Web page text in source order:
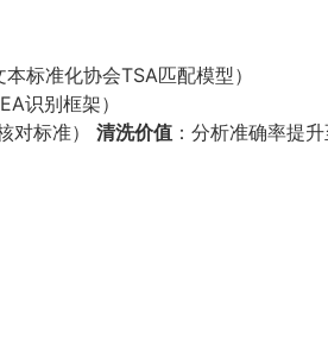
标准化协会TSA匹配模型）
识别框架）
对标准） 清洗价值 ：分析准确率提